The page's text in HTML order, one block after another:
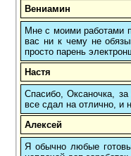
Вениамин
Мне с моими работами
вас ни к чему не
просто парень
Настя
Спасибо, Оксаночка,
все сдал на отлично, и
Алексей
Я обычно любые